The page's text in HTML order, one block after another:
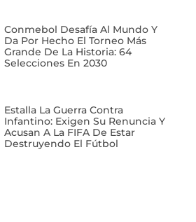
Conmebol Desafía Al Mundo Y
Da Por Hecho El Torneo Más
Grande De La Historia: 64
Selecciones En 2030
Estalla La Guerra Contra
Infantino: Exigen Su Renuncia Y
Acusan A La FIFA De Estar
Destruyendo El Fútbol